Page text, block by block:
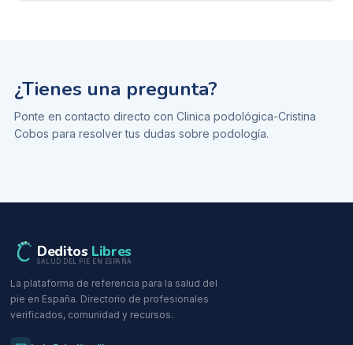
¿Tienes una pregunta?
Ponte en contacto directo con Clinica podológica-Cristina
Cobos para resolver tus dudas sobre podología.
Deditos Libres
SALUD DEL PIE EN ESPAÑA
La plataforma de referencia para la salud del
pie en España. Directorio de profesionales
verificados, comunidad y recursos.